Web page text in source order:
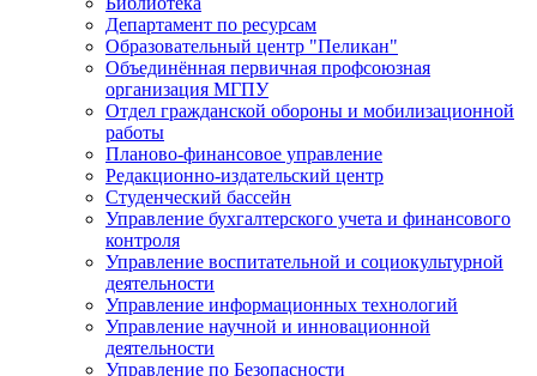
Департамент по ресурсам
Образовательный центр "Пеликан"
Объединённая первичная профсоюзная
организация МГПУ
Отдел гражданской обороны и мобилизационной
работы
Планово-финансовое управление
Редакционно-издательский центр
Студенческий бассейн
Управление бухгалтерского учета и финансового
контроля
Управление воспитательной и социокультурной
деятельности
Управление информационных технологий
Управление научной и инновационной
деятельности
Управление по Безопасности